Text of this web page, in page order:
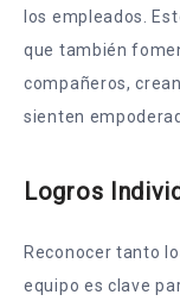
los empleados.
que también
compañeros,
sienten
Logros
Reconocer tanto
equipo es clave